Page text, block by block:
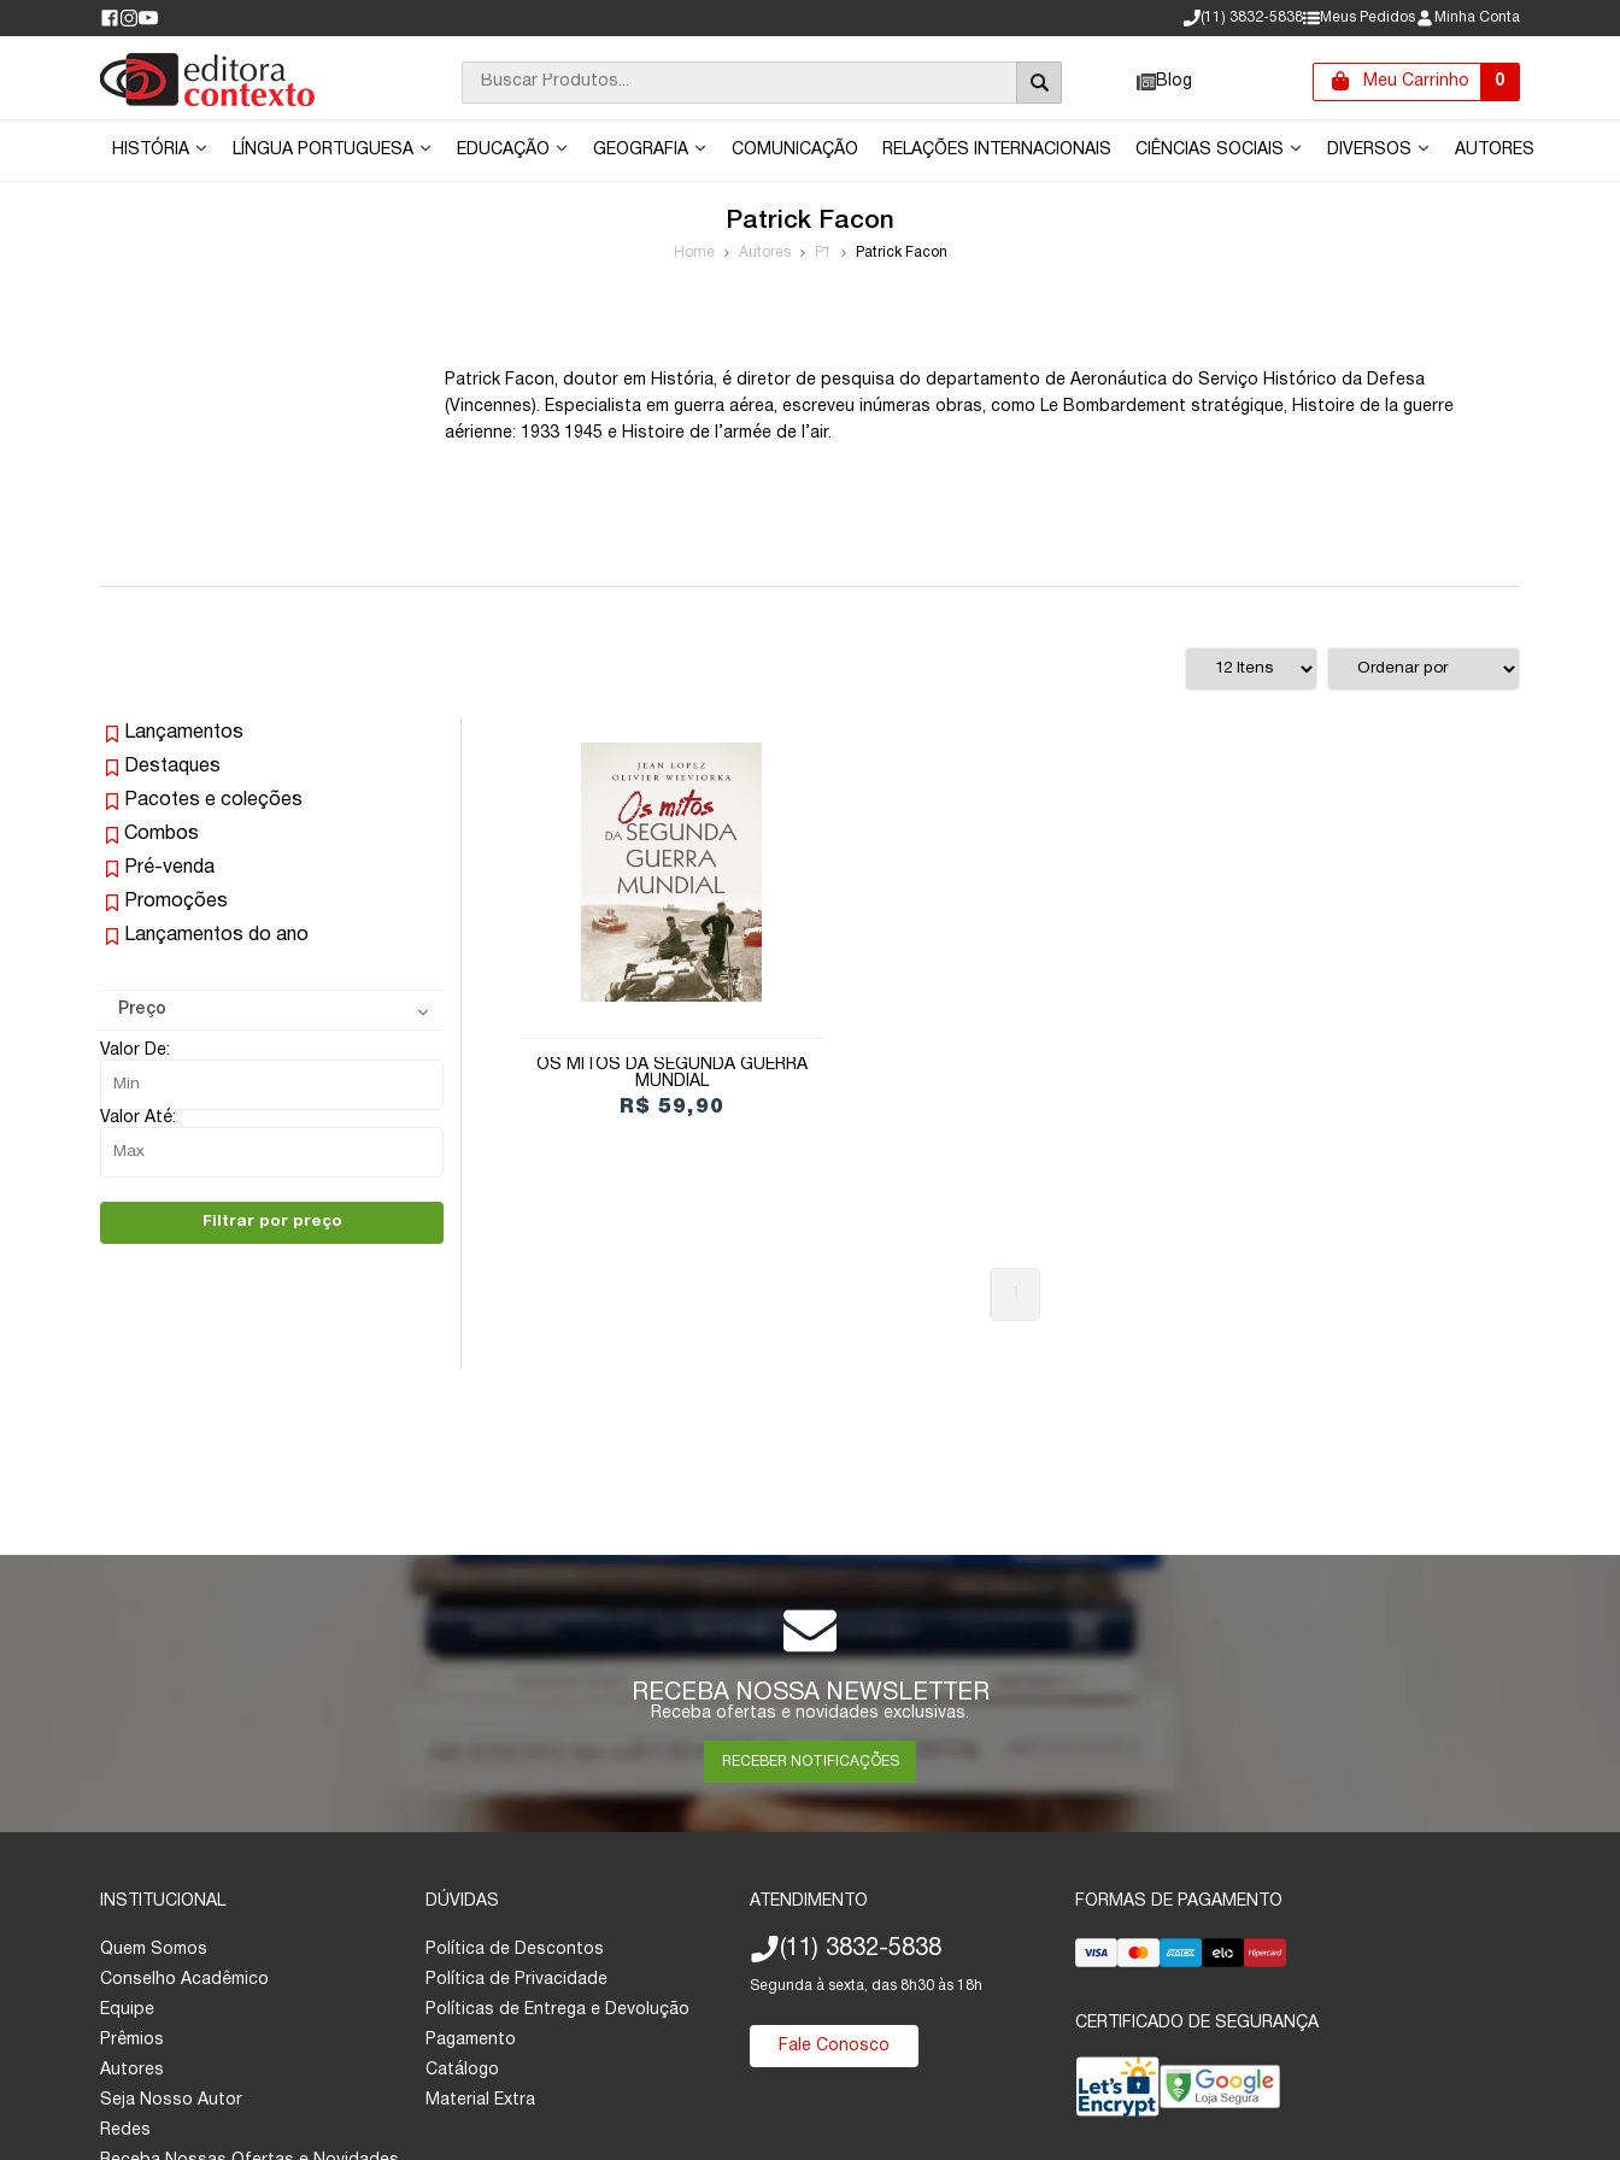
(11) 3832-5838 Meus Pedidos Minha Conta
Blog Meu Carrinho 0
HISTÓRIA LÍNGUA PORTUGUESA EDUCAÇÃO GEOGRAFIA COMUNICAÇÃO RELAÇÕES INTERNACIONAIS CIÊNCIAS SOCIAIS DIVERSOS AUTORES
Patrick Facon
Home Autores P1 Patrick Facon
Patrick Facon, doutor em História, é diretor de pesquisa do departamento de Aeronáutica do Serviço Histórico da Defesa
(Vincennes). Especialista em guerra aérea, escreveu inúmeras obras, como Le Bombardement stratégique, Histoire de la guerre
aérienne: 1933 1945 e Histoire de l’armée de l’air.
Lançamentos
Destaques
Pacotes e coleções
Combos
Pré-venda
Promoções
Lançamentos do ano
Preço
Valor De:
Valor Até:
Filtrar por preço
OS MITOS DA SEGUNDA GUERRA
MUNDIAL
R$ 59,90
RECEBA NOSSA NEWSLETTER
Receba ofertas e novidades exclusivas.
RECEBER NOTIFICAÇÕES
INSTITUCIONAL
Quem Somos
Conselho Acadêmico
Equipe
Prêmios
Autores
Seja Nosso Autor
Redes
DÚVIDAS
Política de Descontos
Política de Privacidade
Políticas de Entrega e Devolução
Pagamento
Catálogo
Material Extra
ATENDIMENTO
(11) 3832-5838
Segunda à sexta, das 8h30 às 18h
Fale Conosco
FORMAS DE PAGAMENTO
CERTIFICADO DE SEGURANÇA